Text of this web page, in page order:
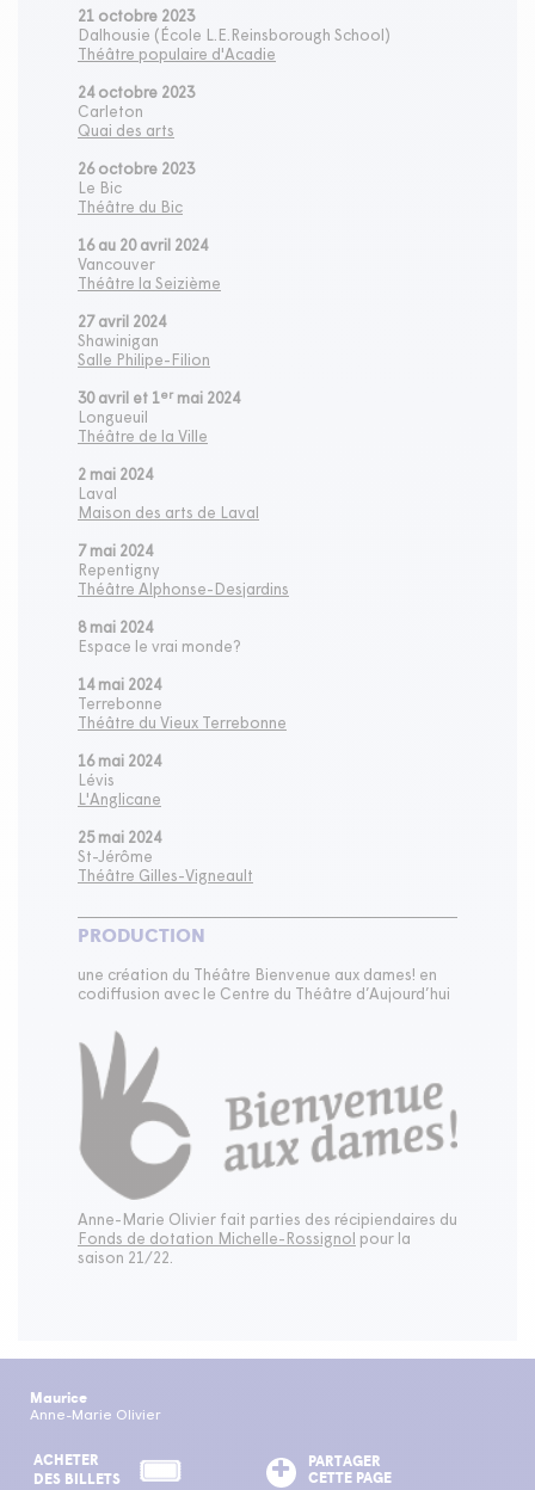
21 octobre 2023
Dalhousie (École L.E.Reinsborough School)
Théâtre populaire d'Acadie
24 octobre 2023
Carleton
Quai des arts
26 octobre 2023
Le Bic
Théâtre du Bic
16 au 20 avril 2024
Vancouver
Théâtre la Seizième
27 avril 2024
Shawinigan
Salle Philipe-Filion
30 avril et 1er mai 2024
Longueuil
Théâtre de la Ville
2 mai 2024
Laval
Maison des arts de Laval
7 mai 2024
Repentigny
Théâtre Alphonse-Desjardins
8 mai 2024
Espace le vrai monde?
14 mai 2024
Terrebonne
Théâtre du Vieux Terrebonne
16 mai 2024
Lévis
L'Anglicane
25 mai 2024
St-Jérôme
Théâtre Gilles-Vigneault
PRODUCTION
une création du Théâtre Bienvenue aux dames! en
codiffusion avec le Centre du Théâtre d’Aujourd’hui
Anne-Marie Olivier fait parties des récipiendaires du
Fonds de dotation Michelle-Rossignol
pour la
saison 21/22.
Maurice
Anne-Marie Olivier
ACHETER
DES BILLETS
PARTAGER
CETTE PAGE